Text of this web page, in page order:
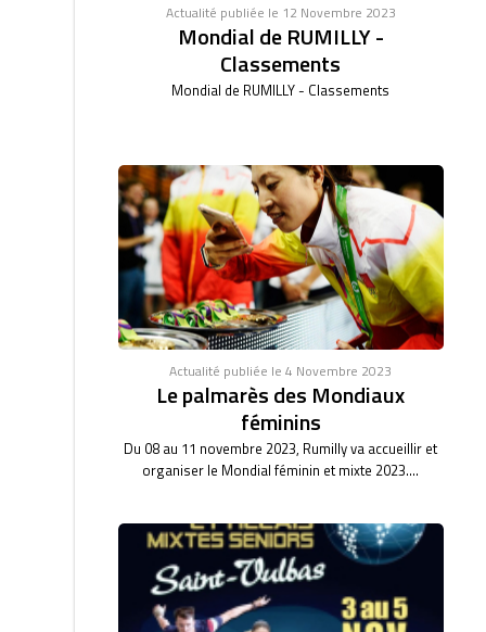
Actualité publiée le 12 Novembre 2023
Mondial de RUMILLY -
Classements
Mondial de RUMILLY - Classements
Actualité publiée le 4 Novembre 2023
Le palmarès des Mondiaux
féminins
Du 08 au 11 novembre 2023, Rumilly va accueillir et
organiser le Mondial féminin et mixte 2023....